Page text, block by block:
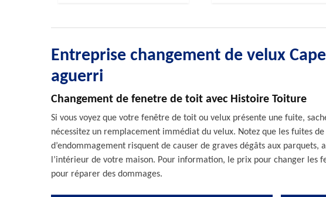
Entreprise changement de velux
aguerri
Changement de fenetre de toit avec Histoire Toiture
Si vous voyez que votre fenêtre de toit ou velux présente une fuite,
nécessitez un remplacement immédiat du velux. Notez que les fuites
d’endommagement risquent de causer de graves dégâts aux
l’intérieur de votre maison. Pour information, le prix pour changer les
pour réparer des dommages.